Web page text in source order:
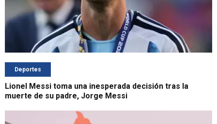
Deportes
Lionel Messi toma una inesperada decisión tras la
muerte de su padre, Jorge Messi